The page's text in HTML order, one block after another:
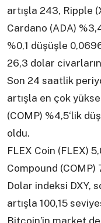
artışla 243, Ripple
Cardano (ADA)
%0,1 düşüşle
26,3 dolar
Son 24 saatlik
artışla en çok
(COMP) %4,5‘lik
oldu.
FLEX Coin (FLEX)
Compound
Dolar indeksi DXY,
artışla 100,15